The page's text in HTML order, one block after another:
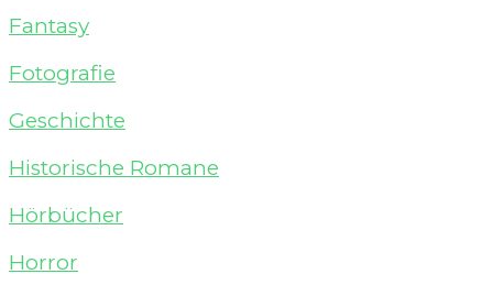
Fantasy
Fotografie
Geschichte
Historische Romane
Hörbücher
Horror